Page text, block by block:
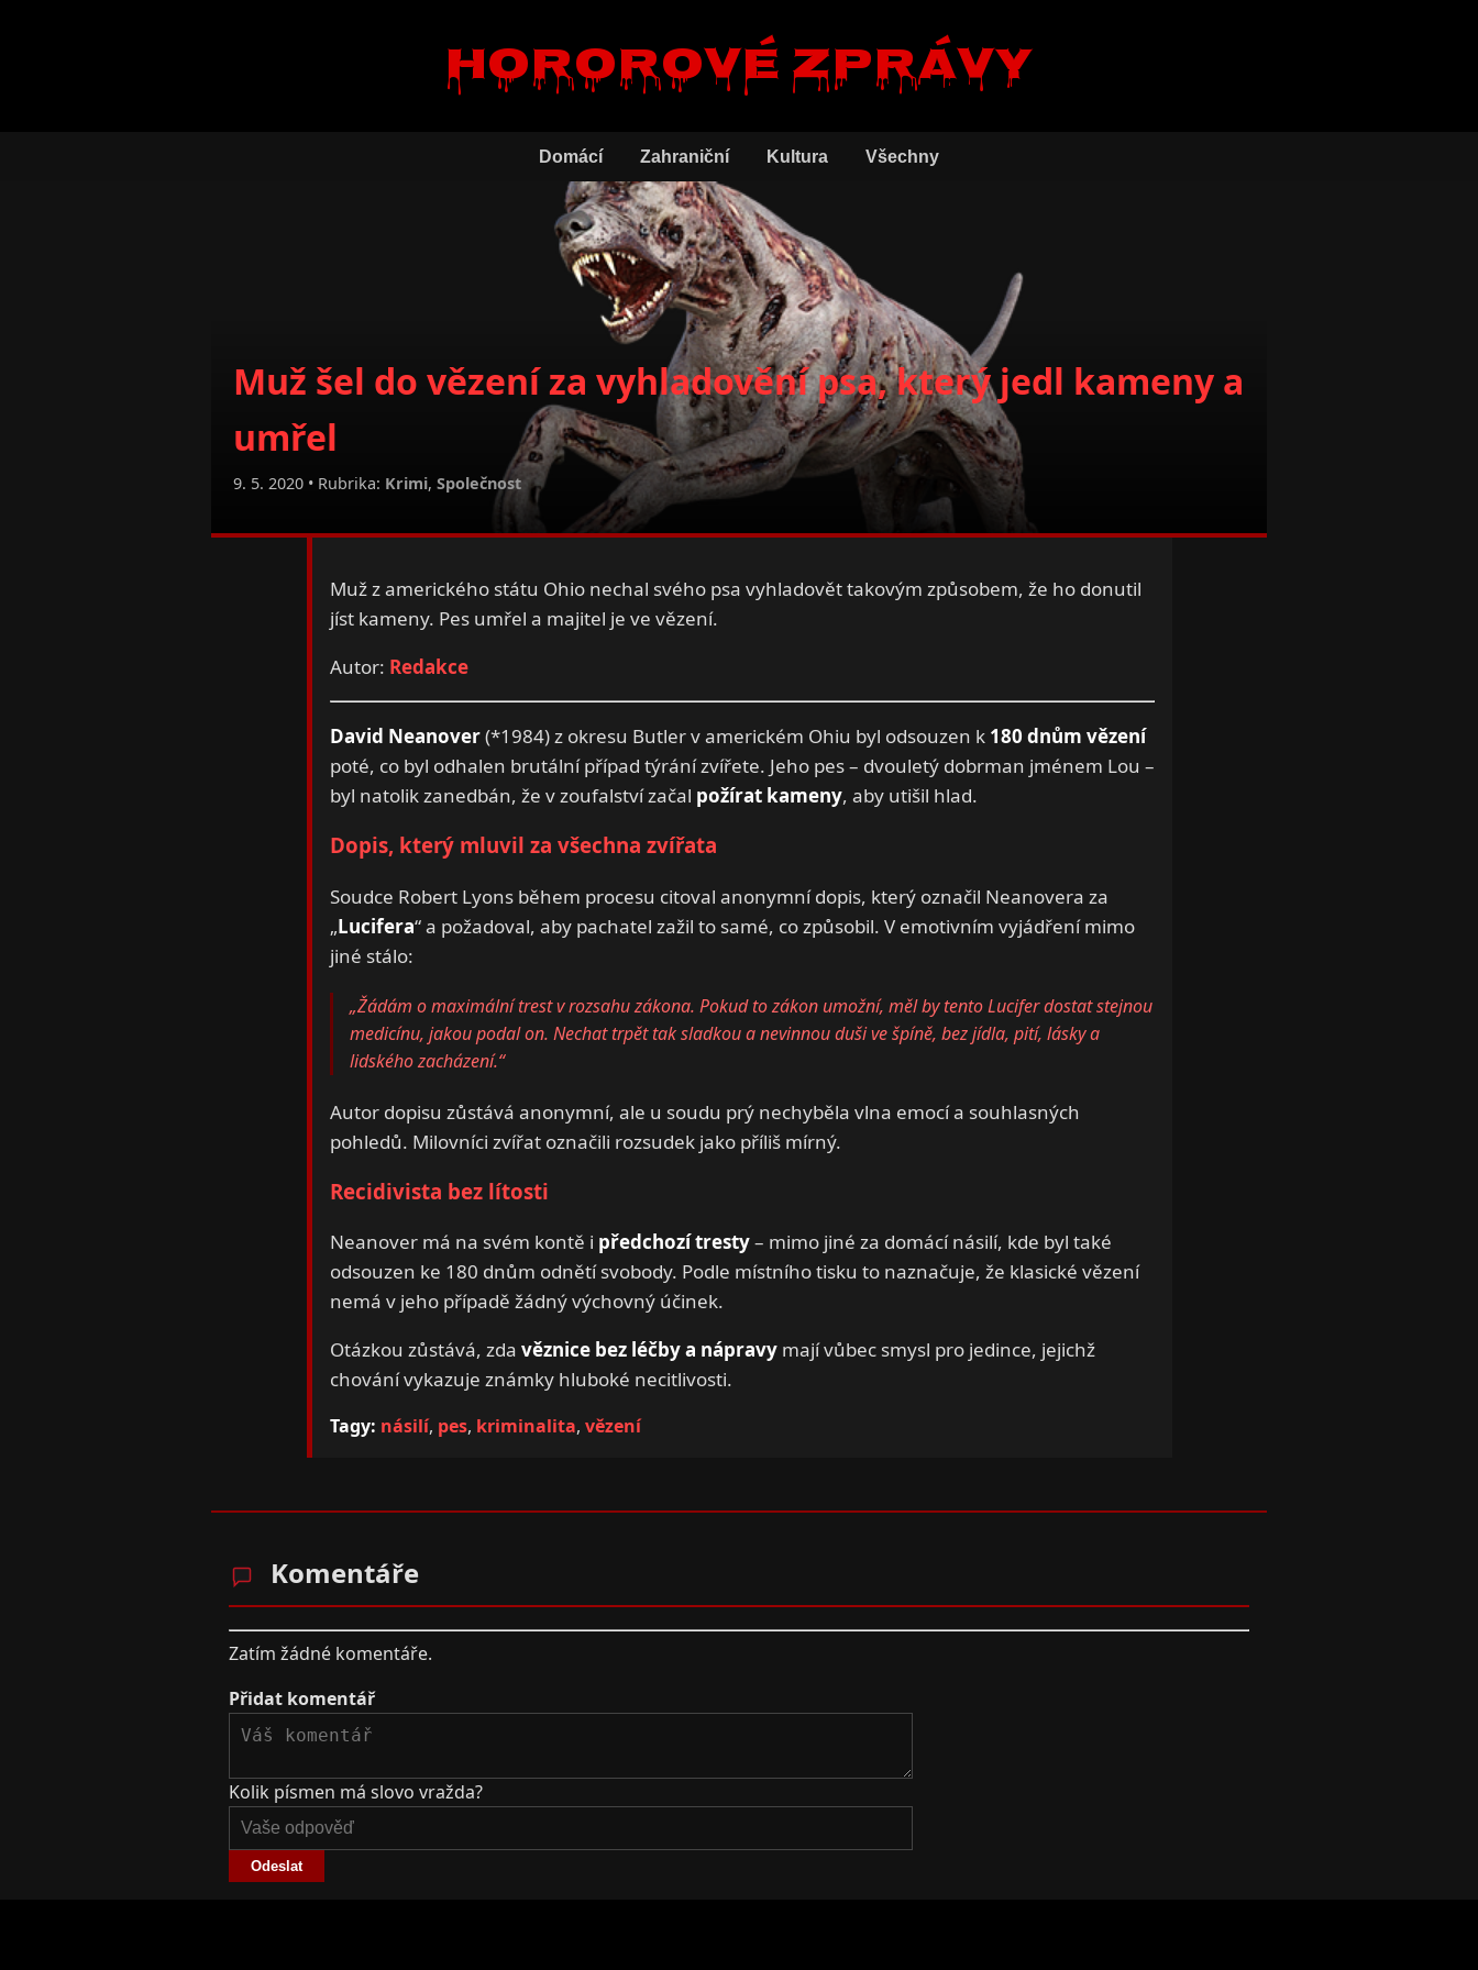
Hororové zprávy
Domácí Zahraniční Kultura Všechny
Muž šel do vězení za vyhladovění psa, který jedl kameny a
umřel
9. 5. 2020 • Rubrika: Krimi, Společnost
Muž z amerického státu Ohio nechal svého psa vyhladovět takovým způsobem, že ho donutil
jíst kameny. Pes umřel a majitel je ve vězení.
Autor: Redakce
David Neanover(*1984) z okresu Butler v americkém Ohiu byl odsouzen k 180 dnům vězení
poté, co byl odhalen brutální případ týrání zvířete. Jeho pes – dvouletý dobrman jménem Lou –
byl natolik zanedbán, že v zoufalství začal požírat kameny, aby utišil hlad.
Dopis, který mluvil za všechna zvířata
Soudce Robert Lyons během procesu citoval anonymní dopis, který označil Neanovera za
„Lucifera“ a požadoval, aby pachatel zažil to samé, co způsobil. V emotivním vyjádření mimo
jiné stálo:
„Žádám o maximální trest v rozsahu zákona. Pokud to zákon umožní, měl by tento Lucifer dostat stejnou
medicínu, jakou podal on. Nechat trpět tak sladkou a nevinnou duši ve špíně, bez jídla, pití, lásky a
lidského zacházení.“
Autor dopisu zůstává anonymní, ale u soudu prý nechyběla vlna emocí a souhlasných
pohledů. Milovníci zvířat označili rozsudek jako příliš mírný.
Recidivista bez lítosti
Neanover má na svém kontě i předchozí tresty– mimo jiné za domácí násilí, kde byl také
odsouzen ke 180 dnům odnětí svobody. Podle místního tisku to naznačuje, že klasické vězení
nemá v jeho případě žádný výchovný účinek.
Otázkou zůstává, zda věznice bez léčby a nápravymají vůbec smysl pro jedince, jejichž
chování vykazuje známky hluboké necitlivosti.
Tagy: násilí, pes, kriminalita, vězení
Komentáře
Zatím žádné komentáře.
Přidat komentář
Kolik písmen má slovo vražda?
Odeslat